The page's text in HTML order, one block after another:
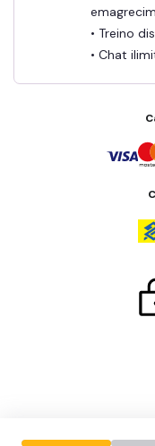
• Treino
• Chat